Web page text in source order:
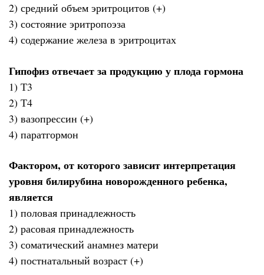
2) средний объем эритроцитов (+)
3) состояние эритропоэза
4) содержание железа в эритроцитах
Гипофиз отвечает за продукцию у плода гормона
1) Т3
2) Т4
3) вазопрессин (+)
4) паратгормон
Фактором, от которого зависит интерпретация
уровня билирубина новорожденного ребенка,
является
1) половая принадлежность
2) расовая принадлежность
3) соматический анамнез матери
4) постнатальный возраст (+)